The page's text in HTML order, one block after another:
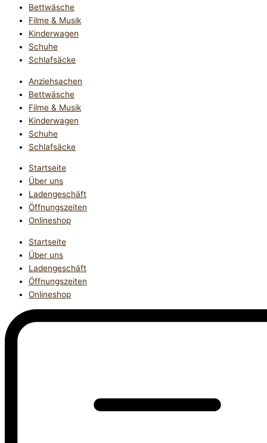
Bettwäsche
Filme & Musik
Kinderwagen
Schuhe
Schlafsäcke
Anziehsachen
Bettwäsche
Filme & Musik
Kinderwagen
Schuhe
Schlafsäcke
Startseite
Über uns
Ladengeschäft
Öffnungszeiten
Onlineshop
Startseite
Über uns
Ladengeschäft
Öffnungszeiten
Onlineshop